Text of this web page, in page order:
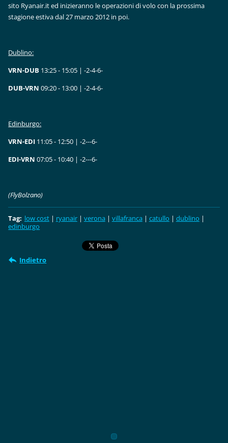
sito Ryanair.it ed inizieranno le operazioni di volo con la prossima
stagione estiva dal 27 marzo 2012 in poi.
Dublino:
VRN-DUB 13:25 - 15:05 | -2-4-6-
DUB-VRN 09:20 - 13:00 | -2-4-6-
Edinburgo:
VRN-EDI 11:05 - 12:50 | -2---6-
EDI-VRN 07:05 - 10:40 | -2---6-
(FlyBolzano)
Tag: low cost | ryanair | verona | villafranca | catullo | dublino |
edinburgo
Indietro